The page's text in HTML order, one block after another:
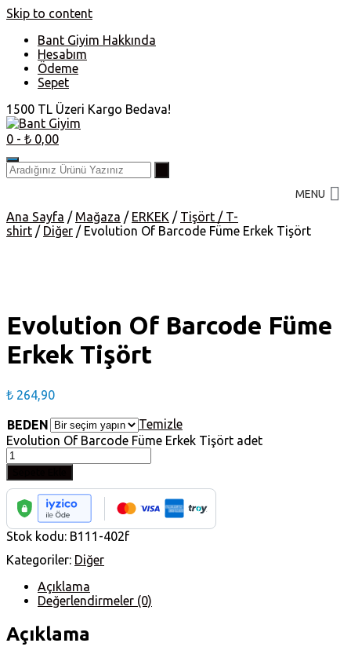
Skip to content
Bant Giyim Hakkında
Hesabım
Ödeme
Sepet
1500 TL Üzeri Kargo Bedava!
0 - ₺ 0,00
MENU
Ana Sayfa / Mağaza / ERKEK / Tişört / T-
shirt / Diğer / Evolution Of Barcode Füme Erkek Tişört
Evolution Of Barcode Füme
Erkek Tişört
₺ 264,90
BEDEN
Temizle
Evolution Of Barcode Füme Erkek Tişört adet
Stok kodu: B111-402f
Kategoriler: Diğer
Açıklama
Değerlendirmeler (0)
Açıklama